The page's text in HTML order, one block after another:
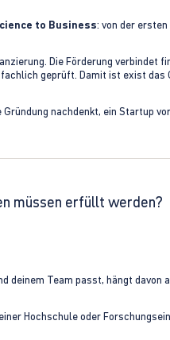
to Business: von der
Die Förderung verbindet
geprüft. Damit ist exist
Gründung nachdenkt, ein Startup
müssen erfüllt werden?
deinem Team passt, hängt
Hochschule oder